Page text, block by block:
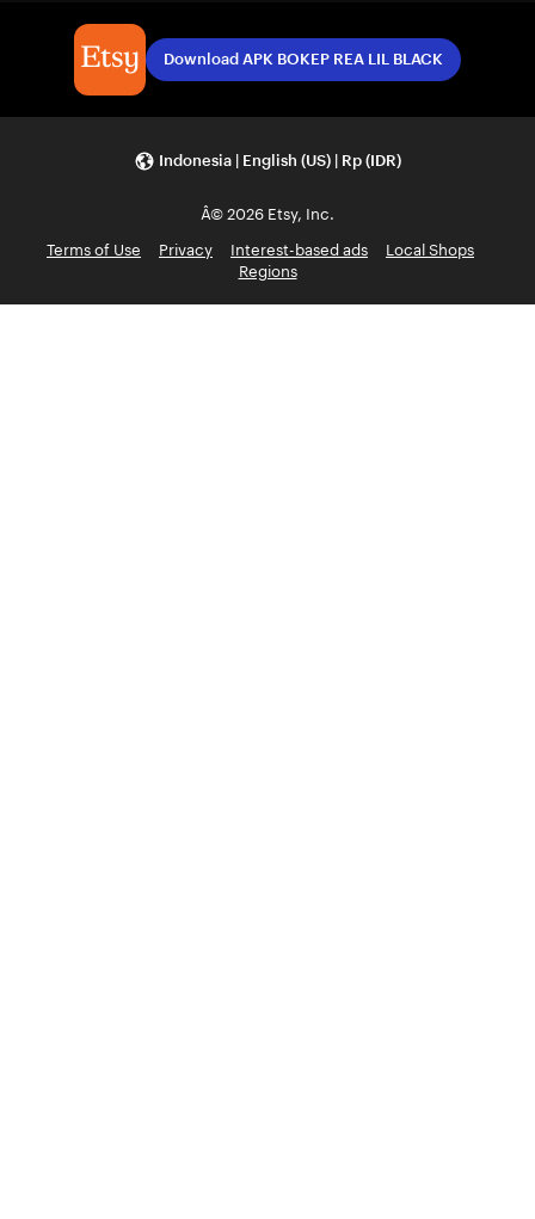
Download APK BOKEP REA LIL BLACK
Indonesia | English (US) | Rp (IDR)
Â© 2026 Etsy, Inc.
Terms of Use
Privacy Interest-based ads
Local Shops
Regions